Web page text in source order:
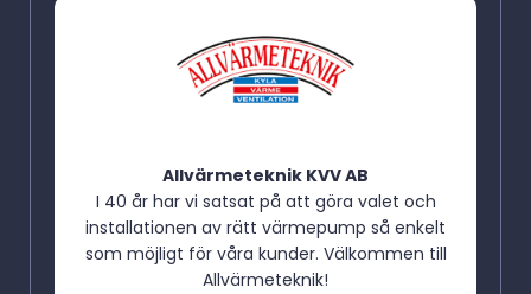
Allvärmeteknik KVV AB
I 40 år har vi satsat på att göra valet och
installationen av rätt värmepump så enkelt
som möjligt för våra kunder. Välkommen till
Allvärmeteknik!